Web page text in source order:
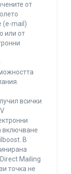
от
(e-mail)
или от
всички
включване
В
Mailing
точка не